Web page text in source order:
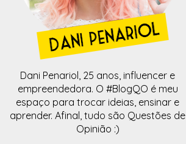
Dani Penariol, 25 anos, influencer e
empreendedora. O #BlogQO é meu
espaço para trocar ideias, ensinar e
aprender. Afinal, tudo são Questões de
Opinião :)